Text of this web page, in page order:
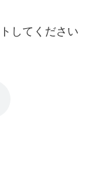
してください